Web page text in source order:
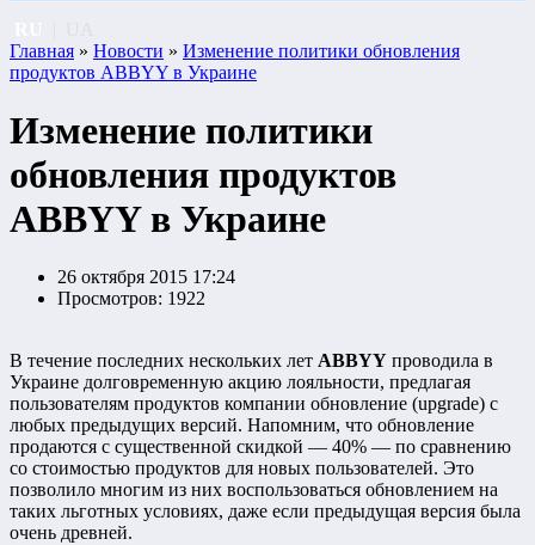
Главная » Новости » Изменение политики обновления
продуктов ABBYY в Украине
Изменение политики
обновления продуктов
ABBYY в Украине
26 октября 2015 17:24
Просмотров: 1922
В течение последних нескольких лет ABBYY проводила в
Украине долговременную акцию лояльности, предлагая
пользователям продуктов компании обновление (upgrade) с
любых предыдущих версий. Напомним, что обновление
продаются с существенной скидкой — 40% — по сравнению
со стоимостью продуктов для новых пользователей. Это
позволило многим из них воспользоваться обновлением на
таких льготных условиях, даже если предыдущая версия была
очень древней.